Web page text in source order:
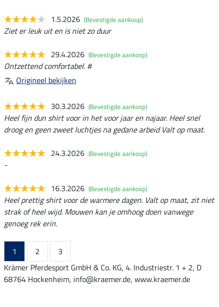
1.5.2026 (Bevestigde aankoop)
Ziet er leuk uit en is niet zo duur
29.4.2026 (Bevestigde aankoop)
Ontzettend comfortabel. #
Origineel bekijken
30.3.2026 (Bevestigde aankoop)
Heel fijn dun shirt voor in het voor jaar en najaar. Heel snel
droog en geen zweet luchtjes na gedane arbeid Valt op maat.
24.3.2026 (Bevestigde aankoop)
-
16.3.2026 (Bevestigde aankoop)
Heel prettig shirt voor de warmere dagen. Valt op maat, zit niet
strak of heel wijd. Mouwen kan je omhoog doen vanwege
genoeg rek erin.
1 2
3
Krämer Pferdesport GmbH & Co. KG, 4. Industriestr. 1 + 2, D
68764 Hockenheim, info@kraemer.de, www.kraemer.de